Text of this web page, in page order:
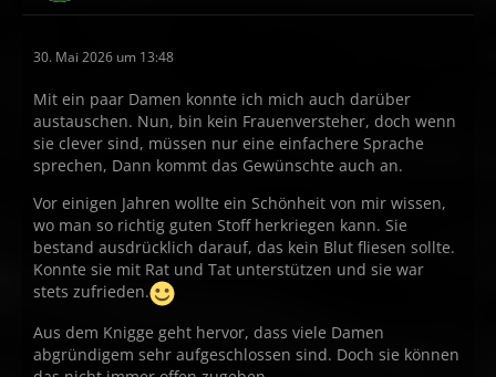
30. Mai 2026 um 13:48
Mit ein paar Damen konnte ich mich auch darüber
austauschen. Nun, bin kein Frauenversteher, doch wenn
sie clever sind, müssen nur eine einfachere Sprache
sprechen, Dann kommt das Gewünschte auch an.
Vor einigen Jahren wollte ein Schönheit von mir wissen,
wo man so richtig guten Stoff herkriegen kann. Sie
bestand ausdrücklich darauf, das kein Blut fliesen sollte.
Konnte sie mit Rat und Tat unterstützen und sie war
stets zufrieden.
Aus dem Knigge geht hervor, dass viele Damen
abgründigem sehr aufgeschlossen sind. Doch sie können